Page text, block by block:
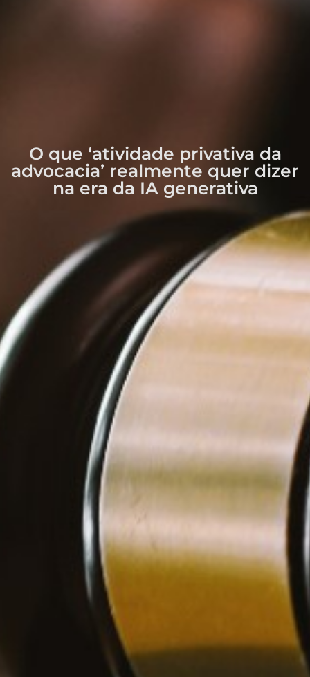
O que ‘atividade privativa da
advocacia’ realmente quer dizer
na era da IA generativa